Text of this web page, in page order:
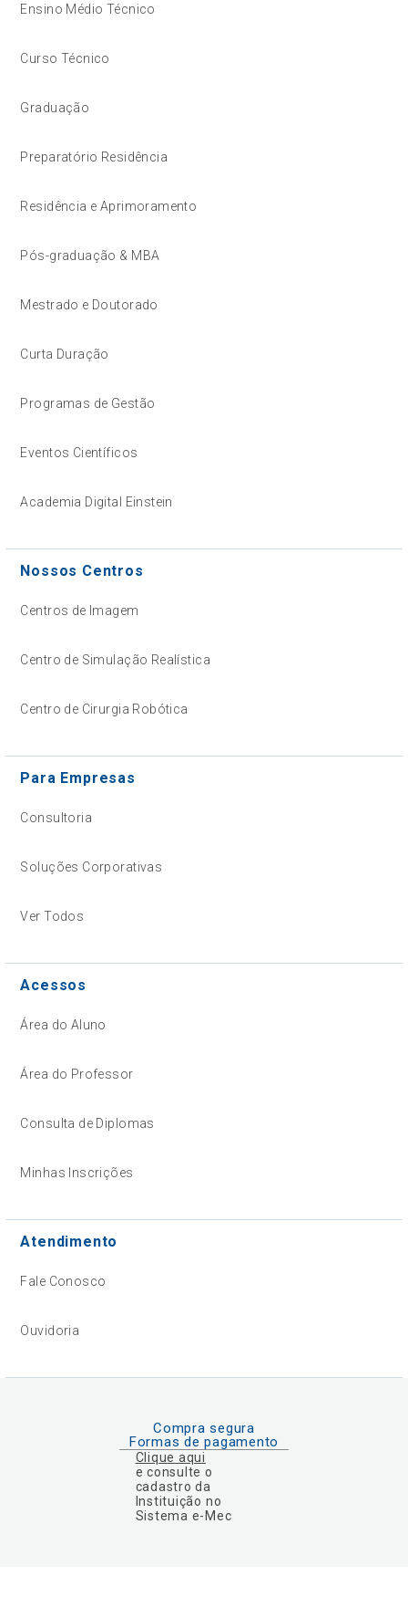
Ensino Médio Técnico
Curso Técnico
Graduação
Preparatório Residência
Residência e Aprimoramento
Pós-graduação & MBA
Mestrado e Doutorado
Curta Duração
Programas de Gestão
Eventos Científicos
Academia Digital Einstein
Nossos Centros
Centros de Imagem
Centro de Simulação Realística
Centro de Cirurgia Robótica
Para Empresas
Consultoria
Soluções Corporativas
Ver Todos
Acessos
Área do Aluno
Área do Professor
Consulta de Diplomas
Minhas Inscrições
Atendimento
Fale Conosco
Ouvidoria
Compra segura
Formas de pagamento
Clique aqui
e consulte o
cadastro da
Instituição no
Sistema e-Mec